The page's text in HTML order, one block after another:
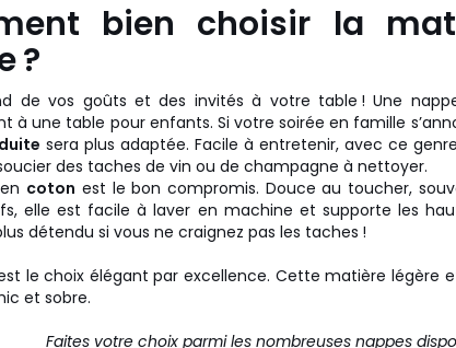
bien choisir la
?
de vos goûts et des invités à votre table ! Une
à une table pour enfants. Si votre soirée en famille
sera plus adaptée. Facile à entretenir, avec ce
des taches de vin ou de champagne à nettoyer.
coton est le bon compromis. Douce au toucher,
elle est facile à laver en machine et supporte les
détendu si vous ne craignez pas les taches !
le choix élégant par excellence. Cette matière légère
et sobre.
Faites votre choix parmi les nombreuses nappes